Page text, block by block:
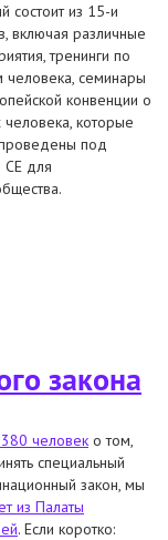
состоит из 15-и
включая различные
тренинги по
человека, семинары
конвенции о
человека, которые
под
СЕ для
разработанный в
закона
человек о том,
специальный
закон, мы
из Палаты
. Если коротко: